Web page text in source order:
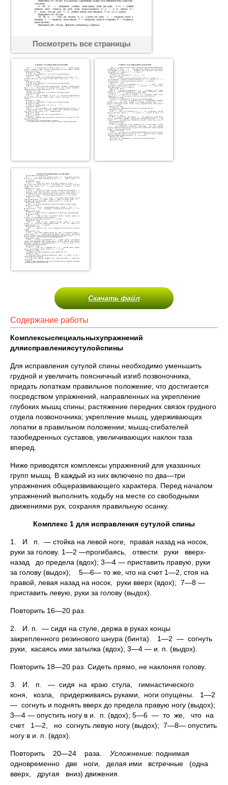
Посмотреть все страницы
Скачать файл
Содержание работы
Комплексыспециальныхупражнений
дляисправлениясутулойспины
Для исправления сутулой спины необходимо уменьшить
грудной и увеличить поясничный изгиб позвоночника,
придать лопаткам правильное положение, что достигается
посредством упражнений, направленных на укрепление
глубоких мышц спины; растяжение передних связок грудного
отдела позвоночника; укрепление мышц, удерживающих
лопатки в правильном положении; мышц-сгибателей
тазобедренных суставов, увеличивающих наклон таза
вперед.
Ниже приводятся комплексы упражнений для указанных
групп мышц. В каждый из них включено по два—три
упражнения общеразвивающего характера. Перед началом
упражнений выполнить ходьбу на месте со свободными
движениями рук, сохраняя правильную осанку.
Комплекс 1 для исправления сутулой спины
1. И. п. — стойка на левой ноге, правая назад на носок,
руки за голову. 1—2 —прогибаясь, отвести руки вверх-
назад до предела (вдох); 3—4 — приставить правую, руки
за голову (выдох); 5—6— то же, что на счет 1—2, стоя на
правой, левая назад на носок, руки вверх (вдох); 7—8 —
приставить левую, руки за голову (выдох).
Повторить 16—20 раз.
2. И. п. — сидя на стуле, держа в руках концы
закрепленного резинового шнура (бинта). 1—2 — согнуть
руки, касаясь ими затылка (вдох); 3—4 — и. п. (выдох).
Повторить 18—20 раз. Сидеть прямо, не наклоняя голову.
3. И. п. — сидя на краю стула, гимнастического
коня, козла, придерживаясь руками, ноги опущены. 1—2
— согнуть и поднять вверх до предела правую ногу (выдох);
3—4 — опустить ногу в и. п. (вдох); 5—6 — то же, что на
счет 1—2, но согнуть левую ногу (выдох); 7—8— опустить
ногу в и. п. (вдох).
Повторить 20—24 раза. Усложнение: поднимая
одновременно две ноги, делая ими встречные (одна
вверх, другая вниз) движения.